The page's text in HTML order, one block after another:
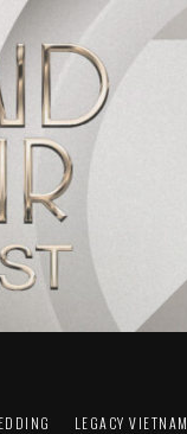
LEGACY VIETNAM